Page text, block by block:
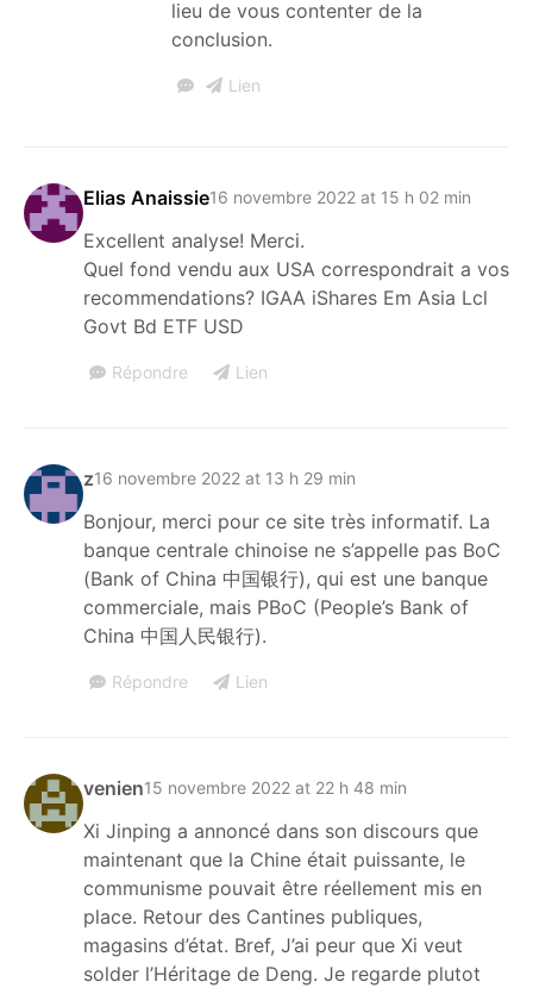
lieu de vous contenter de la
conclusion.
Lien
Elias Anaissie16 novembre 2022 at 15 h 02 min
Excellent analyse! Merci.
Quel fond vendu aux USA correspondrait a vos
recommendations? IGAA iShares Em Asia Lcl
Govt Bd ETF USD
Répondre Lien
z16 novembre 2022 at 13 h 29 min
Bonjour, merci pour ce site très informatif. La
banque centrale chinoise ne s’appelle pas BoC
(Bank of China 中国银行), qui est une banque
commerciale, mais PBoC (People’s Bank of
China 中国人民银行).
Répondre Lien
venien15 novembre 2022 at 22 h 48 min
Xi Jinping a annoncé dans son discours que
maintenant que la Chine était puissante, le
communisme pouvait être réellement mis en
place. Retour des Cantines publiques,
magasins d’état. Bref, J’ai peur que Xi veut
solder l’Héritage de Deng. Je regarde plutot